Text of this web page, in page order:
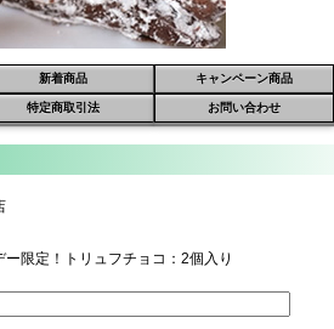
新着商品 キャンペーン商品
特定商取引法 お問い合わせ
限定！トリュフチョコ：2個入り